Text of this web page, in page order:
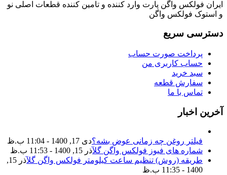
ایران فولکس واگن پارت وارد کننده و تامین کننده قطعات اصلی نو
و استوک فولکس واگن
دسترسی سریع
پرداخت صورت حساب
حساب کاربری من
سبد خرید
سفارش قطعه
تماس با ما
آخرین اخبار
فیلتر روغن چه زمانی عوض بشه؟دی 17, 1400 - 11:04 ب.ظ
شماره های فیوز فولکس واگن گلآذر 15, 1400 - 11:53 ب.ظ
طریقه (روش) تنظیم ساعت کیلومتر فولکس واگن گل
آذر 15,
1400 - 11:35 ب.ظ